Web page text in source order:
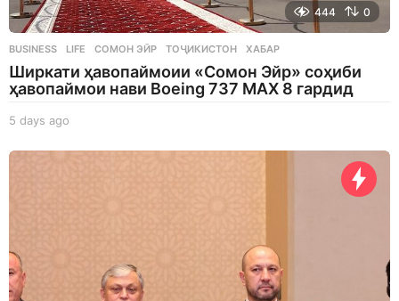
444 0
BUSINESS ,LIFE СОМОН ЭЙР ,ТОҶИКИСТОН ,ХАБАР
Ширкати ҳавопаймоии «Сомон Эйр» соҳиби
ҳавопаймои нави Boeing 737 MAX 8 гардид
5 days ago
a